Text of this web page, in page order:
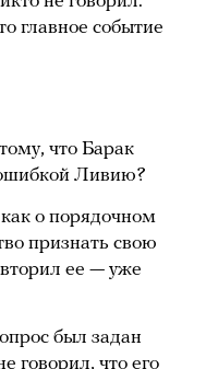
главное событие
что Барак
Ливию?
о порядочном
признать свою
ее — уже
был задан
говорил, что его